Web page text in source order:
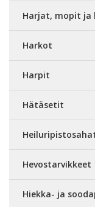
Harjat, mopit ja
Harkot
Harpit
Hätäsetit
Hevostarvikkeet
Hiekka- ja